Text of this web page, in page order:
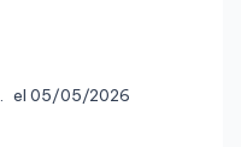
el 05/05/2026